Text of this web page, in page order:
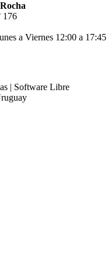
176
a Viernes 12:00 a 17:45
| Software Libre